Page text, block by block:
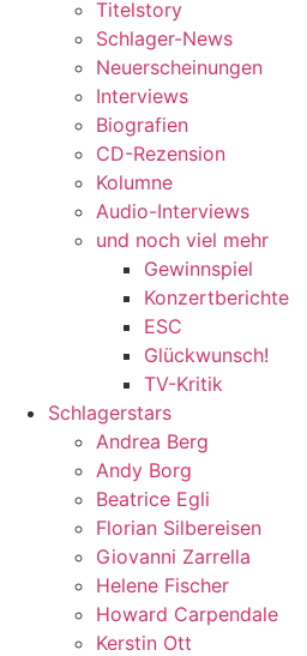
Titelstory
Schlager-News
Neuerscheinungen
Interviews
Biografien
CD-Rezension
Kolumne
Audio-Interviews
und noch viel mehr
Gewinnspiel
Konzertberichte
ESC
Glückwunsch!
TV-Kritik
Schlagerstars
Andrea Berg
Andy Borg
Beatrice Egli
Florian Silbereisen
Giovanni Zarrella
Helene Fischer
Howard Carpendale
Kerstin Ott